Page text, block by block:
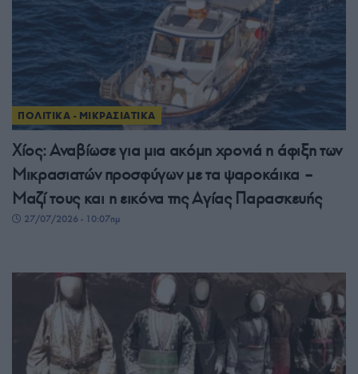
ΠΟΛΙΤΙΚΑ - ΜΙΚΡΑΣΙΑΤΙΚΑ
Χίος: Αναβίωσε για μια ακόμη χρονιά η άφιξη των
Μικρασιατών προσφύγων με τα ψαροκάικα –
Μαζί τους και η εικόνα της Αγίας Παρασκευής
27/07/2026 - 10:07πμ